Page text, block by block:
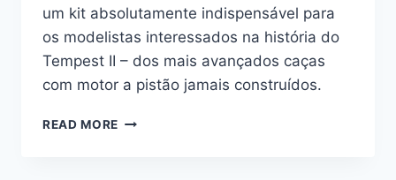
um kit absolutamente indispensável para
os modelistas interessados na história do
Tempest II – dos mais avançados caças
com motor a pistão jamais construídos.
READ MORE THE